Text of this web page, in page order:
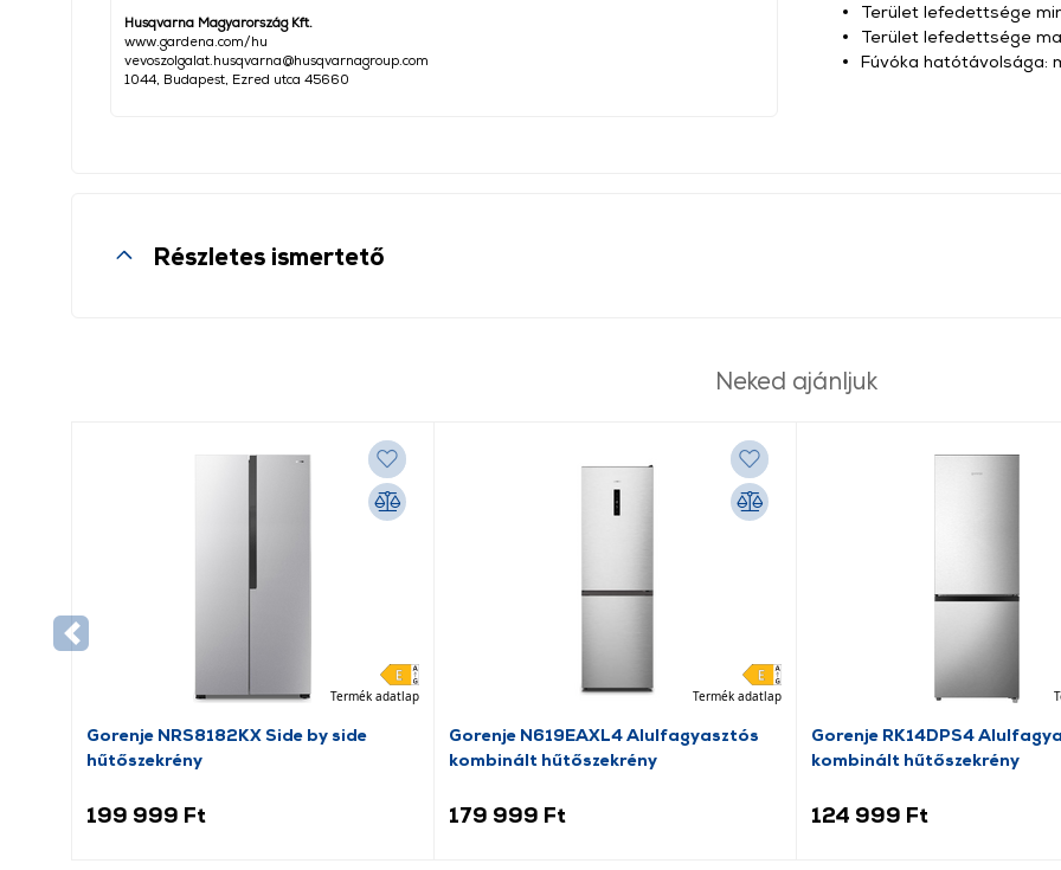
Husqvarna Magyarország Kft.
www.gardena.com/hu
vevoszolgalat.husqvarna@husqvarnagroup.com
1044, Budapest, Ezred utca 45660
Terület lefedettsége
Terület lefedettsége
Fúvóka hatótávolsága:
Részletes ismertető
Neked ajánljuk
Termék adatlap
Gorenje NRS8182KX Side by side
hűtőszekrény
199 999 Ft
Termék adatlap
Gorenje N619EAXL4 Alulfagyasztós
kombinált hűtőszekrény
179 999 Ft
Gorenje RK14DPS4
kombinált hűtőszekrény
124 999 Ft